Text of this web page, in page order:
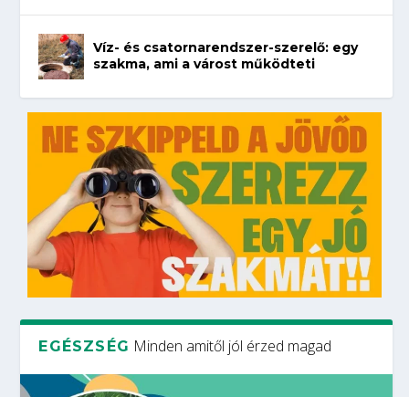
Víz- és csatornarendszer-szerelő: egy
szakma, ami a várost működteti
EGÉSZSÉG Minden amitől jól érzed magad